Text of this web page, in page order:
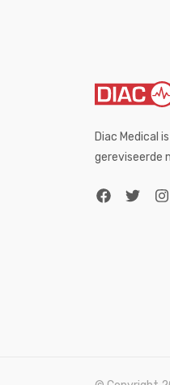
Diac Medical
gereviseerde